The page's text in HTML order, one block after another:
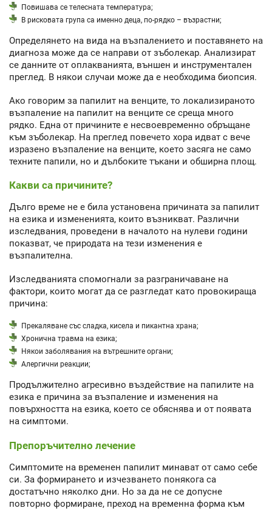
Повишава се телесната температура;
В рисковата група са именно деца, по-рядко – възрастни;
Определянето на вида на възпалението и поставянето на
диагноза може да се направи от зъболекар. Анализират
се данните от оплакванията, външен и инструментален
преглед. В някои случаи може да е необходима биопсия.
Ако говорим за папилит на венците, то локализираното
възпаление на папилит на венците се среща много
рядко. Една от причините е несвоевременно обръщане
към зъболекар. На преглед повечето хора идват с вече
изразено възпаление на венците, което засяга не само
техните папили, но и дълбоките тъкани и обширна площ.
Какви са причините?
Дълго време не е била установена причината за папилит
на езика и измененията, които възникват. Различни
изследвания, проведени в началото на нулеви години
показват, че природата на тези изменения е
възпалителна.
Изследванията спомогнали за разграничаване на
фактори, които могат да се разгледат като провокираща
причина:
Прекаляване със сладка, кисела и пикантна храна;
Хронична травма на езика;
Някои заболявания на вътрешните органи;
Алергични реакции;
Продължително агресивно въздействие на папилите на
езика е причина за възпаление и изменения на
повърхността на езика, което се обяснява и от появата
на симптоми.
Препоръчително лечение
Симптомите на временен папилит минават от само себе
си. За формирането и изчезването понякога са
достатъчно няколко дни. Но за да не се допусне
повторно формиране, преход на временна форма към